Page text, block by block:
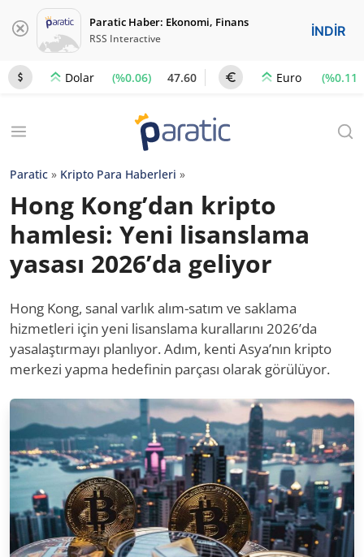
Paratic Haber: Ekonomi, Finans
RSS Interactive İNDİR
Dolar (%0.06) 47.60 Euro (%0.11)
Paratic » Kripto Para Haberleri »
Hong Kong’dan kripto
hamlesi: Yeni lisanslama
yasası 2026’da geliyor
Hong Kong, sanal varlık alım-satım ve saklama
hizmetleri için yeni lisanslama kurallarını 2026’da
yasalaştırmayı planlıyor. Adım, kenti Asya’nın kripto
merkezi yapma hedefinin parçası olarak görülüyor.